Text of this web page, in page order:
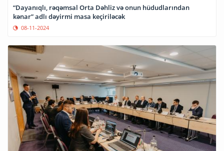
“Dayanıqlı, rəqəmsal Orta Dəhliz və onun hüdudlarından
kənar” adlı dəyirmi masa keçiriləcək
08-11-2024